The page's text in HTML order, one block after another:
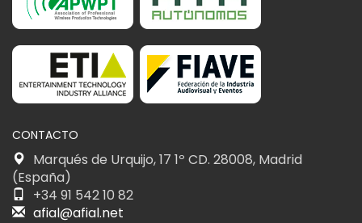
CONTACTO
Marqués de Urquijo, 17 1º CD. 28008, Madrid
(España)
+34 91 542 10 82
afial@afial.net